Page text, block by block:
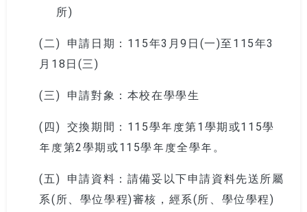
所)
(二)
申請日期：115年3月9日(一)至115年3
月18日(三)
(三) 申請對象：本校在學學生
(四)
交換期間：115學年度第1學期或115學
年度第2學期或115學年度全學年。
(五)
申請資料：請備妥以下申請資料先送所屬
系(所、學位學程)審核，經系(所、學位學程)